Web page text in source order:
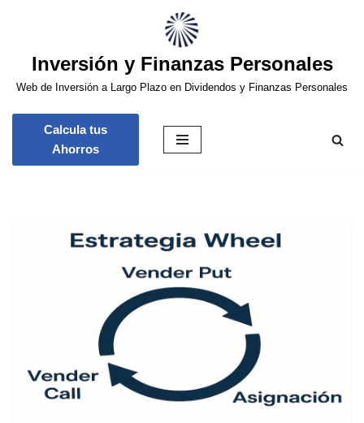
contenido
Inversión y Finanzas Personales
Web de Inversión a Largo Plazo en Dividendos y Finanzas Personales
Calcula tus
Ahorros